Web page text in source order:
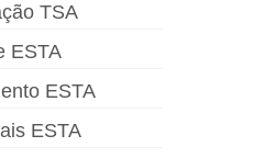
TSA
ESTA
ESTA
ESTA